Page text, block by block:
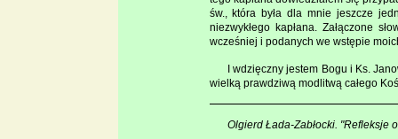
św., która była dla mnie jeszcze
niezwykłego kapłana. Załączone
wcześniej i podanych we wstępie
I wdzięczny jestem Bogu i Ks.
wielką prawdziwą modlitwą całego
Olgierd Łada-Zabłocki. "Refleksje